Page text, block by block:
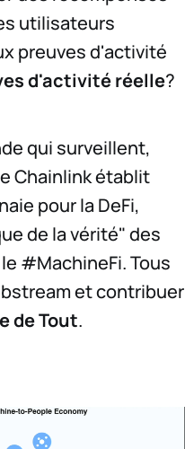
utilisateurs
preuves d'activité
d'activité réelle?
qui surveillent,
Chainlink établit
pour la DeFi,
de la vérité" des
#MachineFi. Tous
et contribuer
de Tout.